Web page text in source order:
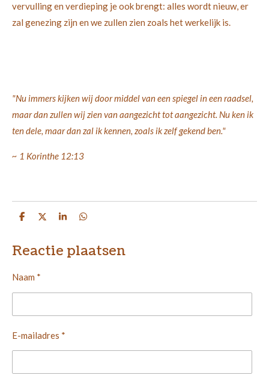
vervulling en verdieping je ook brengt: alles wordt nieuw, er
zal genezing zijn en we zullen zien zoals het werkelijk is.
"Nu immers kijken wij door middel van een spiegel in een raadsel,
maar dan zullen wij zien van aangezicht tot aangezicht. Nu ken ik
ten dele, maar dan zal ik kennen, zoals ik zelf gekend ben."
~ 1 Korinthe 12:13
D
e
n
D
l
S
r
e
D
e
n
Reactie plaatsen
Naam *
E-mailadres *